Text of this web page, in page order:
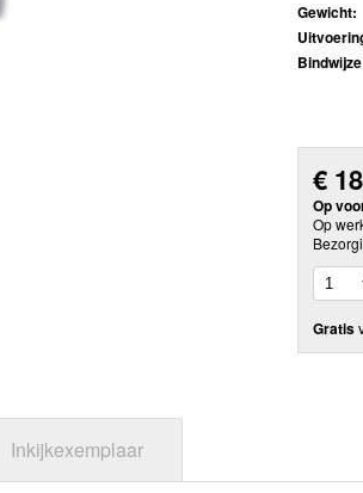
Gewicht:
€
Op
Op
Gratis
Inkijkexemplaar